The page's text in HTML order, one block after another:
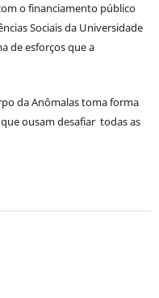
o financiamento público
Sociais da Universidade
de esforços que a
da Anômalas toma forma
ousam desafiar todas as